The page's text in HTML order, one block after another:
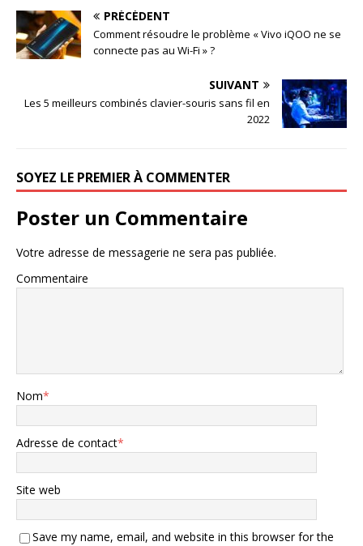
PRÉCÉDENT
Comment résoudre le problème « Vivo iQOO ne se
connecte pas au Wi-Fi » ?
SUIVANT
Les 5 meilleurs combinés clavier-souris sans fil en
2022
SOYEZ LE PREMIER À COMMENTER
Poster un Commentaire
Votre adresse de messagerie ne sera pas publiée.
Commentaire
Nom*
Adresse de contact*
Site web
Save my name, email, and website in this browser for the